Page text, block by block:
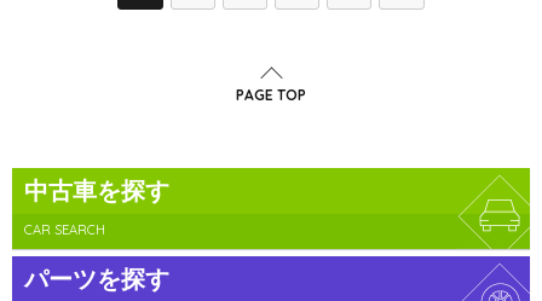
PAGE TOP
中古車を探す
CAR SEARCH
パーツを探す